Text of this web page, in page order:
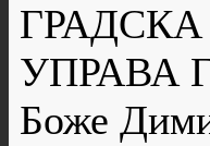
УПРАВА
Боже